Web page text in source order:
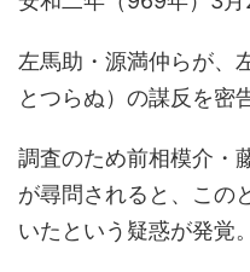
左馬助・源満仲らが、
とつらぬ）の謀反を密
調査のため前相模介・
が尋問されると、この
いたという疑惑が発覚。